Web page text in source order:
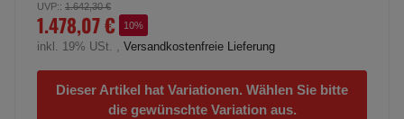
UVP:: 1.642,30 €
1.478,07 € 10%
inkl. 19% USt. , Versandkostenfreie Lieferung
Dieser Artikel hat Variationen. Wählen Sie bitte
die gewünschte Variation aus.